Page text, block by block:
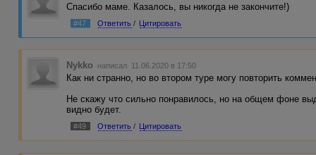
Спасибо маме. Казалось, вы никогда не закончите!)
#47 Ответить / Цитировать
Nykko написал 11.06.2020 в 17:50
Как ни странно, но во втором туре могу повторить
Не скажу что сильно понравилось, но на общем фоне
видно будет.
#49 Ответить / Цитировать